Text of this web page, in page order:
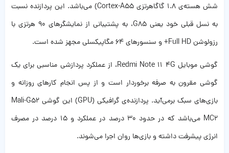
شش هسته‌ی 1.8 گاگاهرتزی Cortex-A55) می‌باشد. این پردازنده نسبت
به نسل قبلی خود یعنی G85، به پشتیبانی از نمایشگرهای 90 هرتزی با
رزولوشن Full HD+ و سنسورهای 64 مگاپیکسلی مجهز شده است.
گوشی موبایل Redmi Note 11 4G، از عملکرد پردازشی مناسبی برای یک
گوشی مقرون به صرفه برخوردار است و از پس انجام کار‌های روزانه و
بازی‌های سبک برمی‌آید. پردازنده‌ی گرافیکی (GPU) این گوشی Mali-G52
MC2 می‌باشد که در حدود ۳۰ درصد در عملکرد و ۱۵ درصد در مصرف
انرژی پیشرفت داشته و بازی‌ها روان اجرا می‌‌شوند.